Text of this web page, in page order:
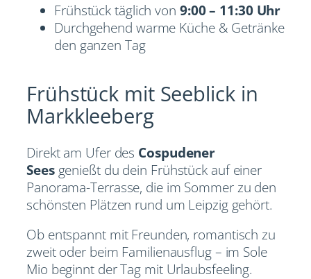
Frühstück täglich von 9:00 – 11:30 Uhr
Durchgehend warme Küche & Getränke
den ganzen Tag
Frühstück mit Seeblick in
Markkleeberg
Direkt am Ufer des Cospudener
Seesgenießt du dein Frühstück auf einer
Panorama-Terrasse, die im Sommer zu den
schönsten Plätzen rund um Leipzig gehört.
Ob entspannt mit Freunden, romantisch zu
zweit oder beim Familienausflug – im Sole
Mio beginnt der Tag mit Urlaubsfeeling.